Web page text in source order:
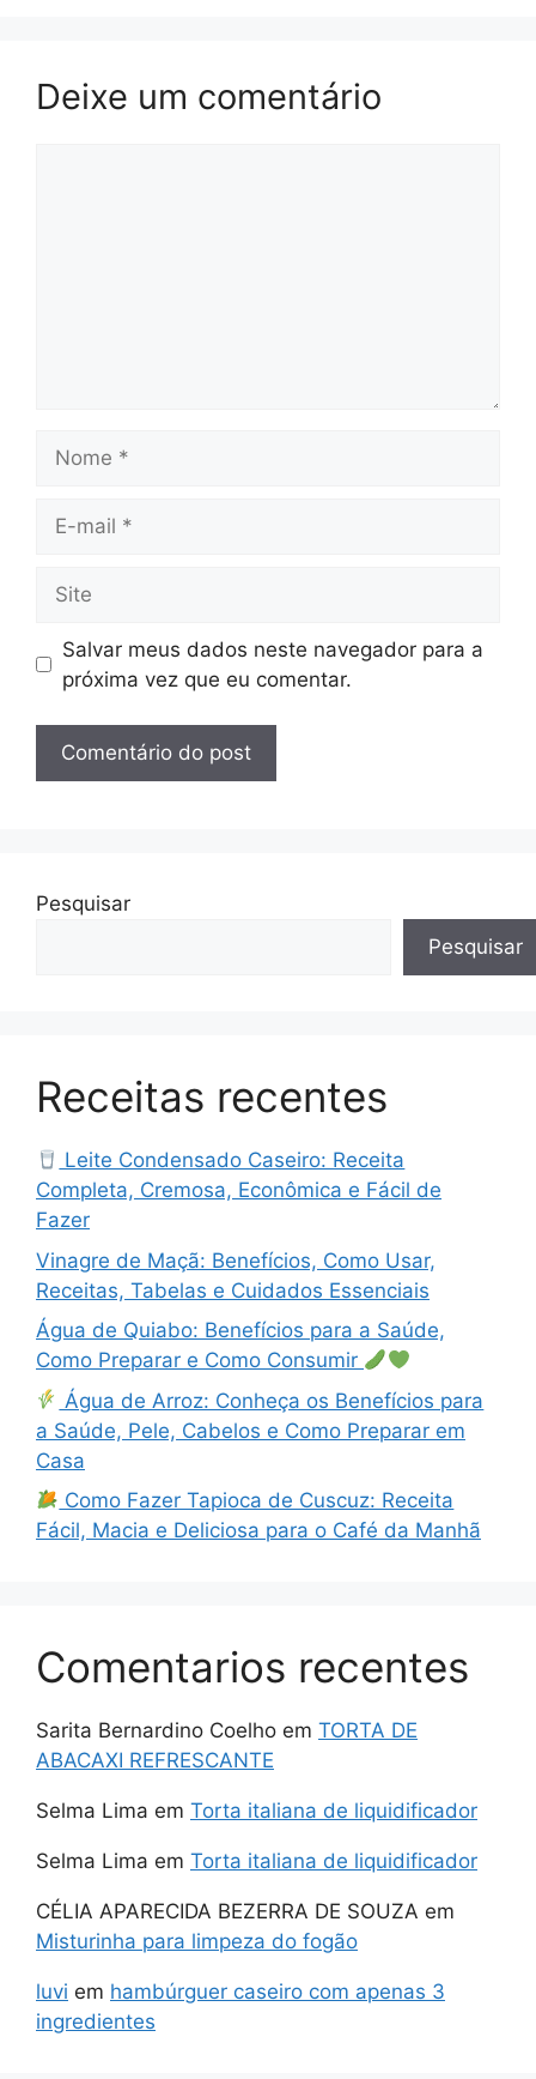
Deixe um comentário
mail
Salvar meus dados neste navegador para a
próxima vez que eu comentar.
Pesquisar
Pesquisar
Receitas recentes
Leite Condensado Caseiro: Receita
Completa, Cremosa, Econômica e Fácil de
Fazer
Vinagre de Maçã: Benefícios, Como Usar,
Receitas, Tabelas e Cuidados Essenciais
Água de Quiabo: Benefícios para a Saúde,
Como Preparar e Como Consumir
Água de Arroz: Conheça os Benefícios para
a Saúde, Pele, Cabelos e Como Preparar em
Casa
Como Fazer Tapioca de Cuscuz: Receita
Fácil, Macia e Deliciosa para o Café da Manhã
Comentarios recentes
Sarita Bernardino Coelho em TORTA DE
ABACAXI REFRESCANTE
Selma Lima em Torta italiana de liquidificador
Selma Lima em Torta italiana de liquidificador
CÉLIA APARECIDA BEZERRA DE SOUZA em
Misturinha para limpeza do fogão
luvi em hambúrguer caseiro com apenas 3
ingredientes